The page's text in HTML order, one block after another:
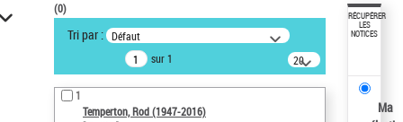
VOTRE RECHERCHE
Recherche avancée dans les
notices d’autorité
Œuvres liées à l'auteur :
Temperton, Rod (1947-2016)
(0)
Tri par : Défaut
sur 1
20
résultats/page
1
Temperton, Rod (1947-2016)
RÉCUPÉRER
LES
NOTICES
Ma